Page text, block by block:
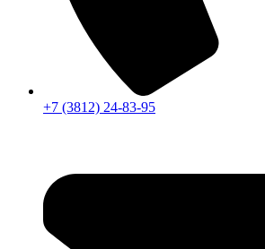
+7 (3812) 24-83-95